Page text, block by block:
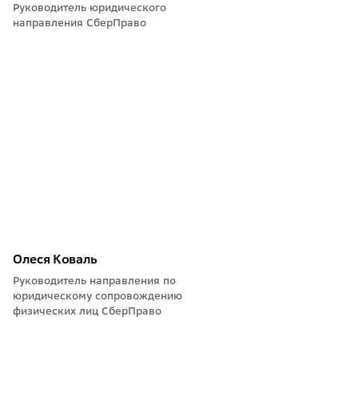
Руководитель юридического
направления СберПраво
Олеся Коваль
Руководитель направления по
юридическому сопровождению
физических лиц СберПраво